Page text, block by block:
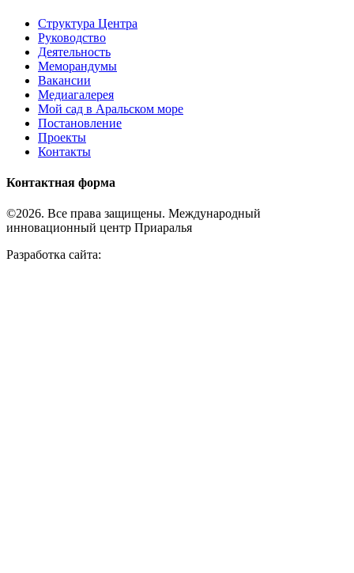
Структура Центра
Руководство
Деятельность
Меморандумы
Вакансии
Медиагалерея
Мой сад в Аральском море
Постановление
Проекты
Контакты
Контактная форма
©2026. Все права защищены. Международный
инновационный центр Приаралья
Разработка сайта: